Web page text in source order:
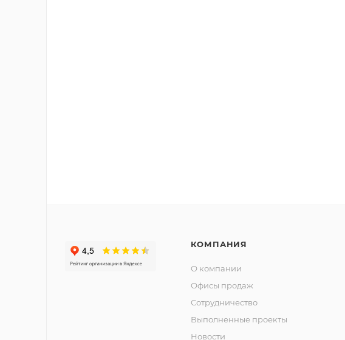
КОМПАНИЯ
О компании
Офисы продаж
Сотрудничество
Выполненные проекты
Новости